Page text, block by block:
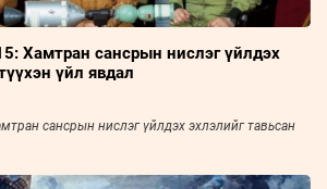
Хамтран сансрын нислэг үйлдэх
үйл явдал
сансрын нислэг үйлдэх эхлэлийг тавьсан